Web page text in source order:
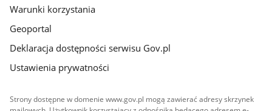
Warunki korzystania
Geoportal
Deklaracja dostępności serwisu Gov.pl
Ustawienia prywatności
Strony dostępne w domenie www.gov.pl mogą zawierać adresy skrzynek